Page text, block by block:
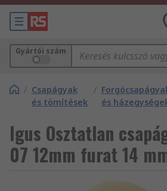
Gyártói szám
/ Csapágyak
és tömítések
/
és
Igus Osztatlan
07 12mm furat 14